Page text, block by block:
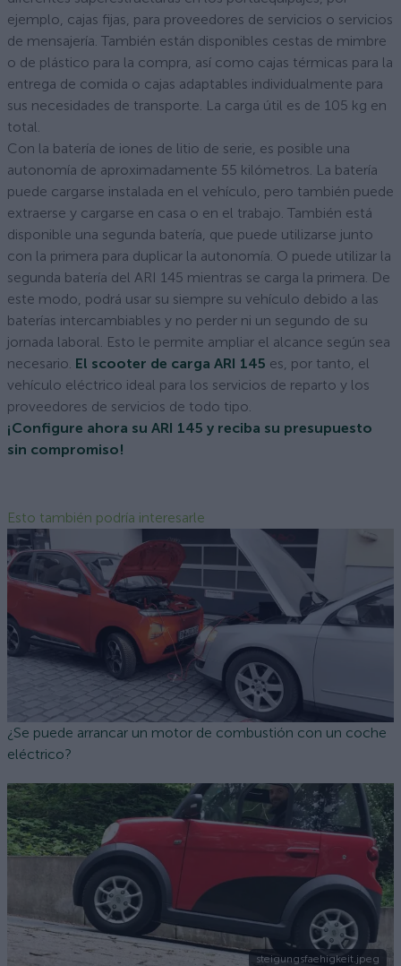
ejemplo, cajas fijas, para proveedores de servicios o servicios
de mensajería. También están disponibles cestas de mimbre
o de plástico para la compra, así como cajas térmicas para la
entrega de comida o cajas adaptables individualmente para
sus necesidades de transporte. La carga útil es de 105 kg en
total.
Con la batería de iones de litio de serie, es posible una
autonomía de aproximadamente 55 kilómetros. La batería
puede cargarse instalada en el vehículo, pero también puede
extraerse y cargarse en casa o en el trabajo. También está
disponible una segunda batería, que puede utilizarse junto
con la primera para duplicar la autonomía. O puede utilizar la
segunda batería del ARI 145 mientras se carga la primera. De
este modo, podrá usar su siempre su vehículo debido a las
baterías intercambiables y no perder ni un segundo de su
jornada laboral. Esto le permite ampliar el alcance según sea
necesario. El scooter de carga ARI 145 es, por tanto, el
vehículo eléctrico ideal para los servicios de reparto y los
proveedores de servicios de todo tipo.
¡Configure ahora su ARI 145 y reciba su presupuesto
sin compromiso!
Esto también podría interesarle
¿Se puede arrancar un motor de combustión con un coche
eléctrico?
steigungsfaehigkeit.jpeg